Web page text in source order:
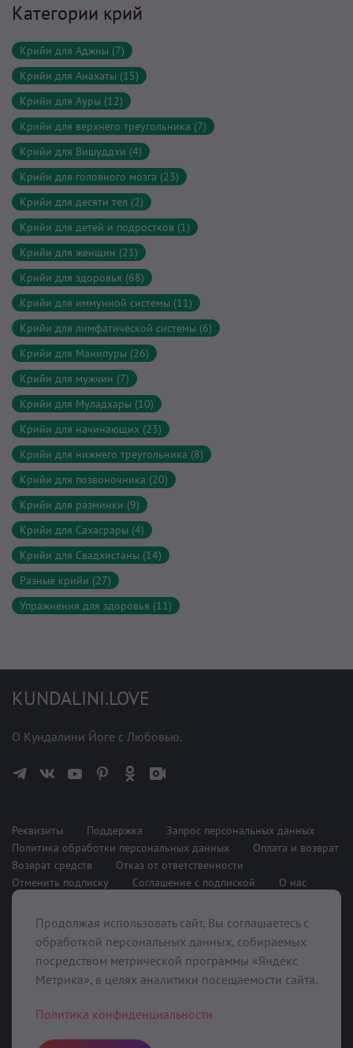
Категории крий
Крийи для Аджны (7)
Крийи для Анахаты (15)
Крийи для Ауры (12)
Крийи для верхнего треугольника (7)
Крийи для Вишуддхи (4)
Крийи для головного мозга (23)
Крийи для десяти тел (2)
Крийи для детей и подростков (1)
Крийи для женщин (21)
Крийи для здоровья (68)
Крийи для иммунной системы (11)
Крийи для лимфатической системы (6)
Крийи для Манипуры (26)
Крийи для мужчин (7)
Крийи для Муладхары (10)
Крийи для начинающих (23)
Крийи для нижнего треугольника (8)
Крийи для позвоночника (20)
Крийи для разминки (9)
Крийи для Сахасрары (4)
Крийи для Свадхистаны (14)
Разные крийи (27)
Упражнения для здоровья (11)
KUNDALINI.LOVE
О Кундалини Йоге с Любовью.
Реквизиты Поддержка
Запрос персональных данных
Политика обработки персональных данных
Оплата и возврат
Возврат средств
Отказ от ответственности
Отменить подписку
Соглашение с подпиской О нас
При поддержке
Продолжая использовать сайт, Вы соглашаетесь с
обработкой персональных данных, собираемых
посредством метрической программы «Яндекс
Метрика», в целях аналитики посещаемости сайта.
Политика конфиденциальности